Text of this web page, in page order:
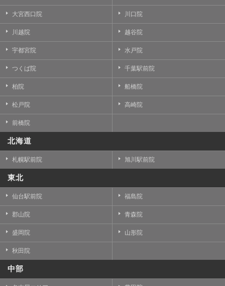
大宮西口院 川口院
川越院 越谷院
宇都宮院 水戸院
つくば院 千葉駅前院
柏院 船橋院
松戸院 高崎院
前橋院
北海道
札幌駅前院 旭川駅前院
東北
仙台駅前院 福島院
郡山院 青森院
盛岡院 山形院
秋田院
中部